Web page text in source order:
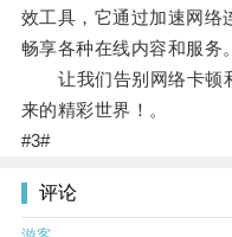
效工具，它通过加速网络
畅享各种在线内容和服务。
让我们告别网络卡顿
来的精彩世界！。
#3#
评论